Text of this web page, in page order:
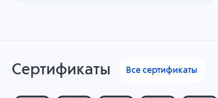
Сертификаты Все сертификаты